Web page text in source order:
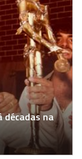
décadas na